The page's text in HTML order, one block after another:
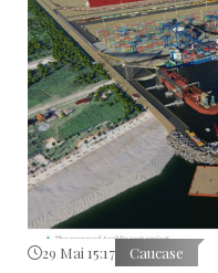
29 Mai 15:17 Caucase